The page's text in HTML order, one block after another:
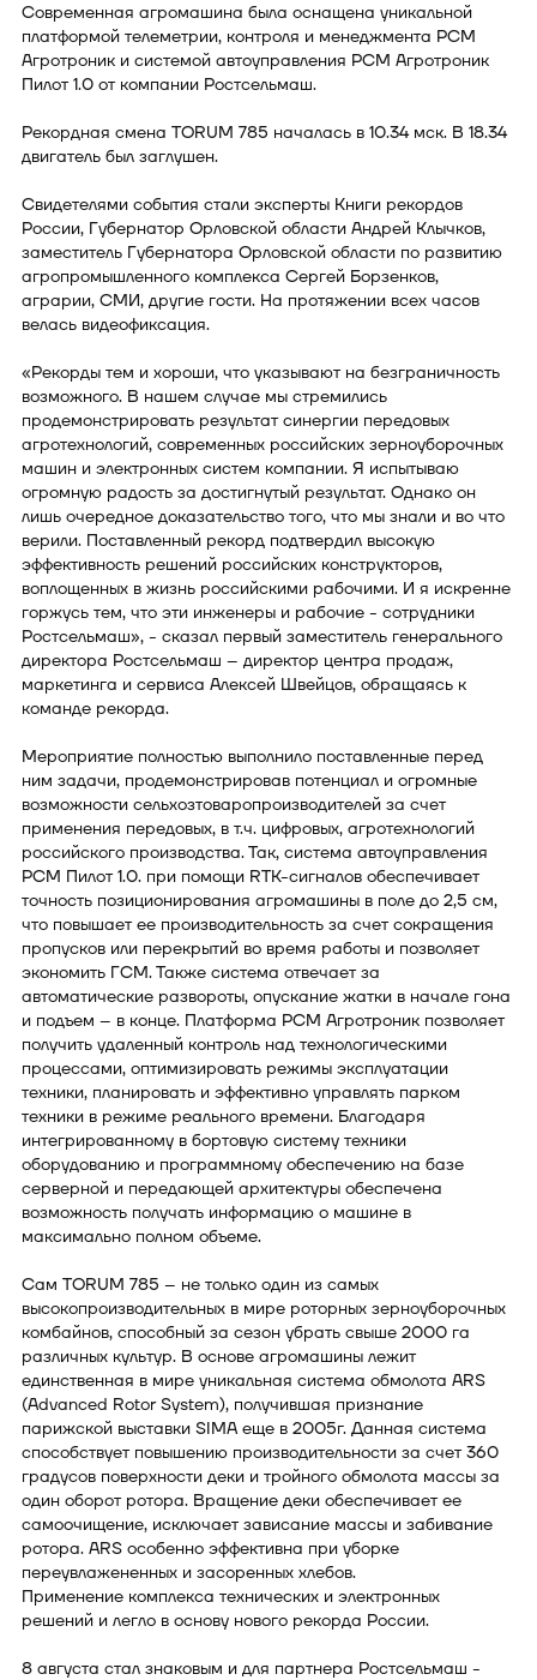
Современная агромашина была оснащена уникальной
платформой телеметрии, контроля и менеджмента РСМ
Агротроник и системой автоуправления РСМ Агротроник
Пилот 1.0 от компании Ростсельмаш.
Рекордная смена TORUM 785 началась в 10.34 мск. В 18.34
двигатель был заглушен.
Свидетелями события стали эксперты Книги рекордов
России, Губернатор Орловской области Андрей Клычков,
заместитель Губернатора Орловской области по развитию
агропромышленного комплекса Сергей Борзенков,
аграрии, СМИ, другие гости. На протяжении всех часов
велась видеофиксация.
«Рекорды тем и хороши, что указывают на безграничность
возможного. В нашем случае мы стремились
продемонстрировать результат синергии передовых
агротехнологий, современных российских зерноуборочных
машин и электронных систем компании. Я испытываю
огромную радость за достигнутый результат. Однако он
лишь очередное доказательство того, что мы знали и во что
верили. Поставленный рекорд подтвердил высокую
эффективность решений российских конструкторов,
воплощенных в жизнь российскими рабочими. И я искренне
горжусь тем, что эти инженеры и рабочие - сотрудники
Ростсельмаш», - сказал первый заместитель генерального
директора Ростсельмаш – директор центра продаж,
маркетинга и сервиса Алексей Швейцов, обращаясь к
команде рекорда.
Мероприятие полностью выполнило поставленные перед
ним задачи, продемонстрировав потенциал и огромные
возможности сельхозтоваропроизводителей за счет
применения передовых, в т.ч. цифровых, агротехнологий
российского производства. Так, система автоуправления
РСМ Пилот 1.0. при помощи RТК-сигналов обеспечивает
точность позиционирования агромашины в поле до 2,5 см,
что повышает ее производительность за счет сокращения
пропусков или перекрытий во время работы и позволяет
экономить ГСМ. Также система отвечает за
автоматические развороты, опускание жатки в начале гона
и подъем – в конце. Платформа РСМ Агротроник позволяет
получить удаленный контроль над технологическими
процессами, оптимизировать режимы эксплуатации
техники, планировать и эффективно управлять парком
техники в режиме реального времени. Благодаря
интегрированному в бортовую систему техники
оборудованию и программному обеспечению на базе
серверной и передающей архитектуры обеспечена
возможность получать информацию о машине в
максимально полном объеме.
Сам TORUM 785 – не только один из самых
высокопроизводительных в мире роторных зерноуборочных
комбайнов, способный за сезон убрать свыше 2000 га
различных культур. В основе агромашины лежит
единственная в мире уникальная система обмолота ARS
(Advanced Rotor System), получившая признание
парижской выставки SIMA еще в 2005г. Данная система
способствует повышению производительности за счет 360
градусов поверхности деки и тройного обмолота массы за
один оборот ротора. Вращение деки обеспечивает ее
самоочищение, исключает зависание массы и забивание
ротора. ARS особенно эффективна при уборке
переувлажененных и засоренных хлебов.
Применение комплекса технических и электронных
решений и легло в основу нового рекорда России.
8 августа стал знаковым и для партнера Ростсельмаш -